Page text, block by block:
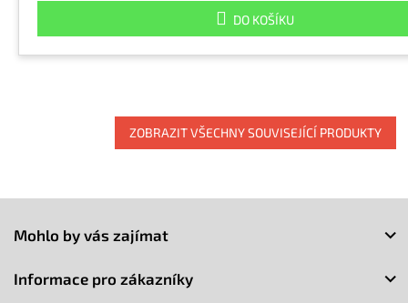
DO KOŠÍKU
ZOBRAZIT VŠECHNY SOUVISEJÍCÍ PRODUKTY
Mohlo by vás zajímat
Informace pro zákazníky